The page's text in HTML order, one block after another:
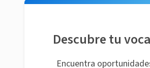
Descubre tu
Encuentra